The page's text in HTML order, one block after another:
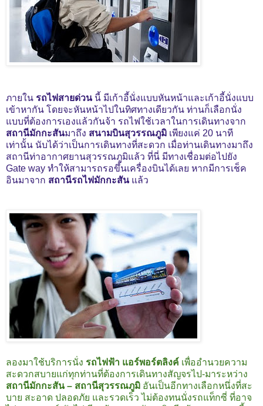
ภายใน รถไฟสายด่วน นี้ มีเก้าอี้นั่งแบบหันหน้าและเก้าอี้นั่งแบบ
เข้าหากัน โดยจะหันหน้าไปในทิศทางเดียวกัน ท่านก็เลือกนั่ง
แบบที่ต้องการเองแล้วกันจ้า รถไฟใช้เวลาในการเดินทางจาก
สถานีมักกะสันมาถึง สนามบินสุวรรณภูมิ เพียงแค่ 20 นาที
เท่านั้น นับได้ว่าเป็นการเดินทางที่สะดวก เมื่อท่านเดินทางมาถึง
สถานีท่าอากาศยานสุวรรณภูมิแล้ว ที่นี่ มีทางเชื่อมต่อไปยัง
Gate way ทำให้สามารถรอขึ้นเครื่องบินได้เลย หากมีการเช็ค
อินมาจาก สถานีรถไฟมักกะสัน แล้ว
ลองมาใช้บริการนั่ง รถไฟฟ้า แอร์พอร์ตลิงค์ เพื่ออำนวยความ
สะดวกสบายแก่ทุกท่านที่ต้องการเดินทางสัญจรไป-มาระหว่าง
สถานีมักกะสัน – สถานีสุวรรณภูมิ อันเป็นอีกทางเลือกหนึ่งที่สะ
บาย สะอาด ปลอดภัย และรวดเร็ว ไม่ต้องทนนั่งรถแท็กซี่ ที่อาจ